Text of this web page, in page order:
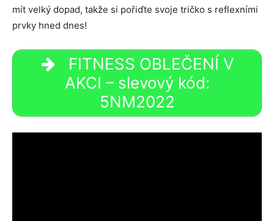
mít velký dopad, takže si pořiďte svoje tričko s reflexními
prvky hned dnes!
FITNESS OBLEČENÍ V
AKCI – slevový kód:
5NM2022